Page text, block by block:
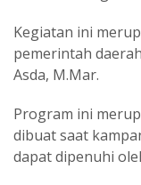
Kegiatan ini
pemerintah
Asda, M.Mar.
Program ini
dibuat saat
dapat dipenuhi